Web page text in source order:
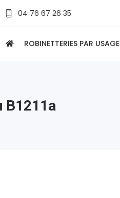
04 76 67 26 35
ROBINETTERIES PAR USAGE
B1211a